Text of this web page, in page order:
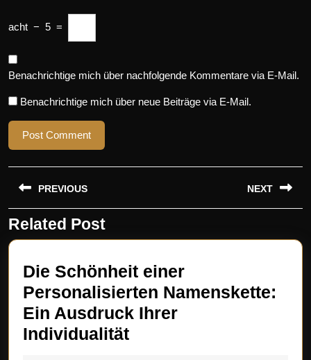
acht − 5 =
Benachrichtige mich über nachfolgende Kommentare via E-Mail.
Benachrichtige mich über neue Beiträge via E-Mail.
Beitragsnavigation
PREVIOUS
Previous
post:
NEXT
post:
Related Post
Die Schönheit einer
Personalisierten Namenskette:
Ein Ausdruck Ihrer
IndividualitätDie